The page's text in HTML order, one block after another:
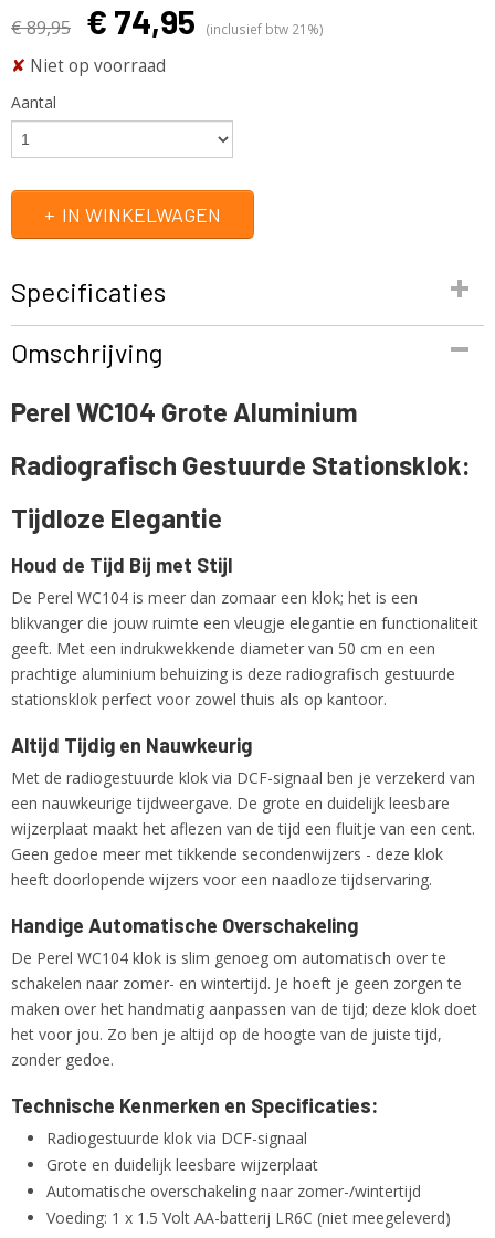
€ 89,95 € 74,95 (inclusief btw 21%)
✘ Niet op voorraad
Aantal
IN WINKELWAGEN
Specificaties
WC104-1
5410329696290
WC104
Bruto gewicht
1,00 Kg
Omschrijving
Perel WC104 Grote Aluminium
Radiografisch Gestuurde Stationsklok:
Tijdloze Elegantie
Houd de Tijd Bij met Stijl
De Perel WC104 is meer dan zomaar een klok; het is een
blikvanger die jouw ruimte een vleugje elegantie en functionaliteit
geeft. Met een indrukwekkende diameter van 50 cm en een
prachtige aluminium behuizing is deze radiografisch gestuurde
stationsklok perfect voor zowel thuis als op kantoor.
Altijd Tijdig en Nauwkeurig
Met de radiogestuurde klok via DCF-signaal ben je verzekerd van
een nauwkeurige tijdweergave. De grote en duidelijk leesbare
wijzerplaat maakt het aflezen van de tijd een fluitje van een cent.
Geen gedoe meer met tikkende secondenwijzers - deze klok
heeft doorlopende wijzers voor een naadloze tijdservaring.
Handige Automatische Overschakeling
De Perel WC104 klok is slim genoeg om automatisch over te
schakelen naar zomer- en wintertijd. Je hoeft je geen zorgen te
maken over het handmatig aanpassen van de tijd; deze klok doet
het voor jou. Zo ben je altijd op de hoogte van de juiste tijd,
zonder gedoe.
Technische Kenmerken en Specificaties:
Radiogestuurde klok via DCF-signaal
Grote en duidelijk leesbare wijzerplaat
Automatische overschakeling naar zomer-/wintertijd
Voeding: 1 x 1.5 Volt AA-batterij LR6C (niet meegeleverd)